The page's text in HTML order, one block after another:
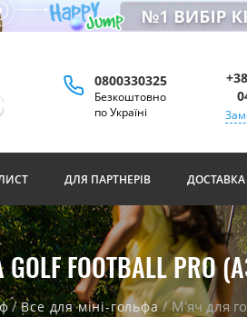
0800330325
Безкоштовно
по Україні
ДЛЯ ПАРТНЕРІВ
FOOTBALL PRO
/Все для міні-гольфа/ М'яч для